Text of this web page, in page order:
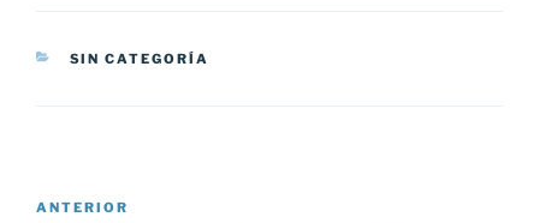
CATEGORÍAS
SIN CATEGORÍA
Navegación
Entrada
ANTERIOR